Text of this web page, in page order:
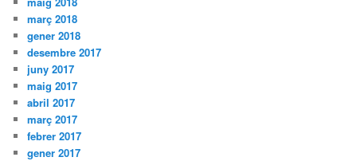
març 2018
gener 2018
desembre 2017
juny 2017
maig 2017
abril 2017
març 2017
febrer 2017
gener 2017